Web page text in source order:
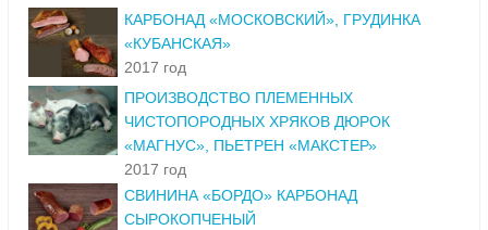
КАРБОНАД «МОСКОВСКИЙ», ГРУДИНКА
«КУБАНСКАЯ»
2017 год
ПРОИЗВОДСТВО ПЛЕМЕННЫХ
ЧИСТОПОРОДНЫХ ХРЯКОВ ДЮРОК
«МАГНУС», ПЬЕТРЕН «МАКСТЕР»
2017 год
СВИНИНА «БОРДО» КАРБОНАД
СЫРОКОПЧЕНЫЙ